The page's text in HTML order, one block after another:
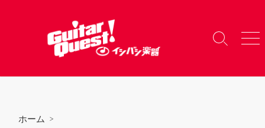
へ
検
り
メ
ー
ホーム >